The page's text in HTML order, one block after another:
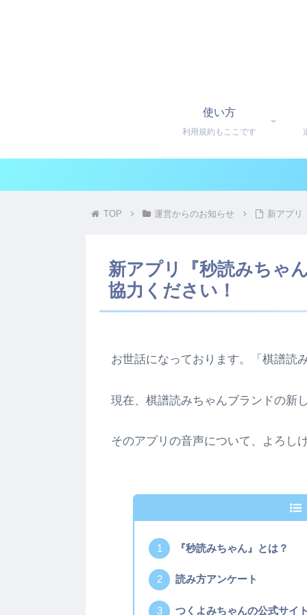
使い方
利用規約もここです
TOP 運営からのお知らせ 新アプリ
新アプリ『秒読みちゃ
協力ください！
お世話になっております。「棋譜読
現在、棋譜読みちゃんブランドの新
そのアプリの音声について、よろし
『秒読みちゃん』とは？
読み方アンケート
つくよみちゃんの公式サイ